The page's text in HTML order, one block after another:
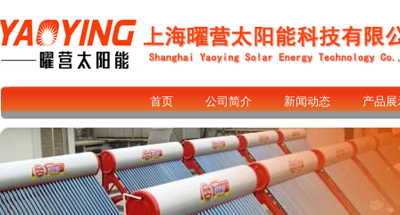
首页 公司简介 新闻动态 产品展